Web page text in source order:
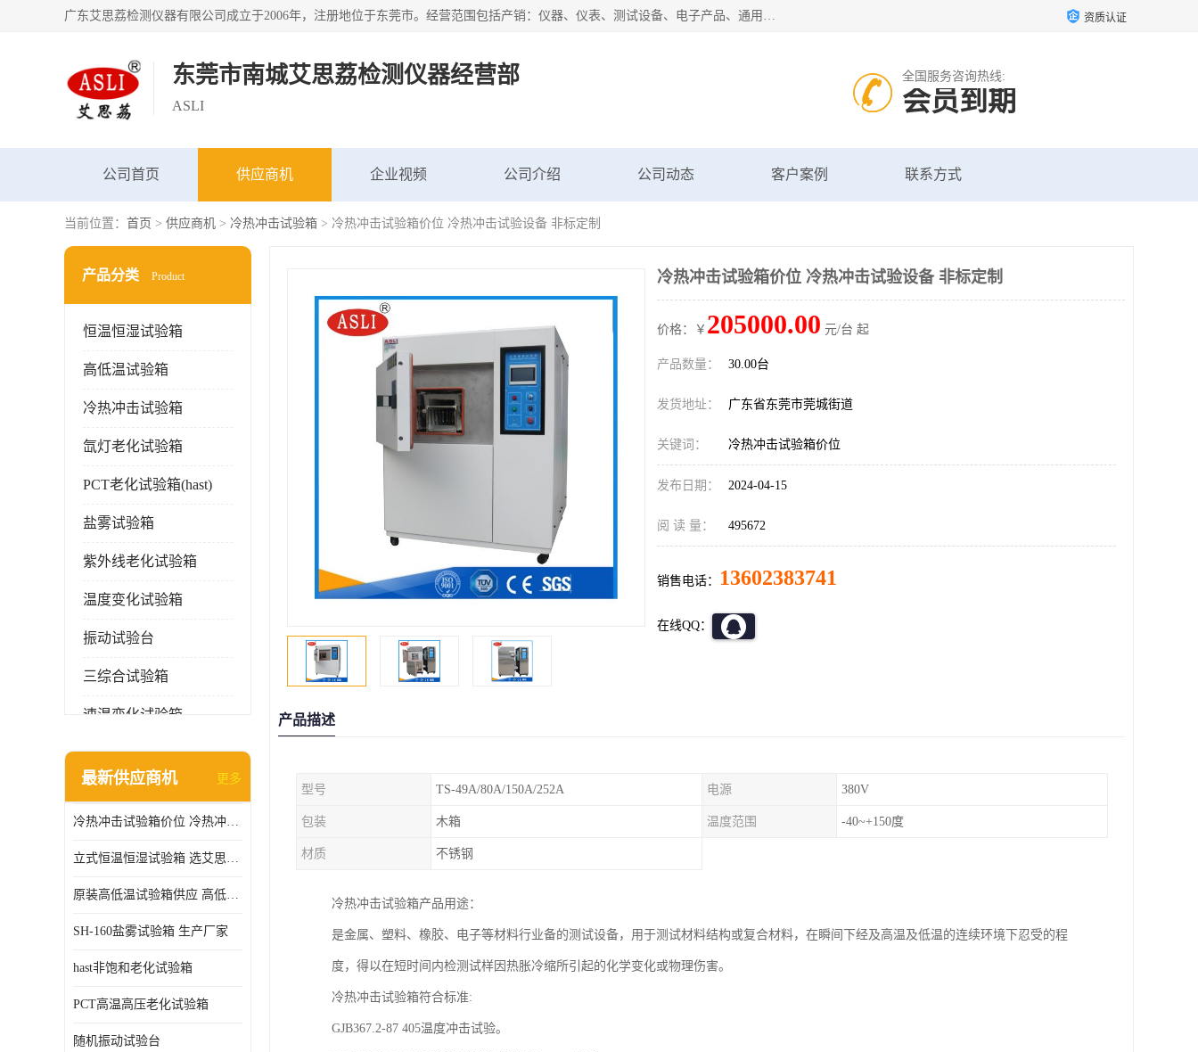
广东艾思荔检测仪器有限公司成立于2006年，注册地位于东莞市。经营范围包括产销：仪器、仪表、测试设备、电子产品、通用机械设；主要产品有： 恒温恒湿试验箱,冷热冲击试验箱,高低温试验箱,速温变化试验箱,高压加速老化试验箱,三综合试验箱,振动试验台等产品，欢迎选购。 资质认证
东莞市南城艾思荔检测仪器经营部
ASLI
全国服务咨询热线:
会员到期
公司首页 供应商机 企业视频 公司介绍 公司动态 客户案例 联系方式
当前位置： 首页 > 供应商机 > 冷热冲击试验箱 > 冷热冲击试验箱价位 冷热冲击试验设备 非标定制
产品分类 Product
恒温恒湿试验箱
高低温试验箱
冷热冲击试验箱
氙灯老化试验箱
PCT老化试验箱(hast)
盐雾试验箱
紫外线老化试验箱
温度变化试验箱
振动试验台
三综合试验箱
速温变化试验箱
淋雨试验箱(沙尘)
高压加速老化试验箱
最新供应商机 更多
冷热冲击试验箱价位 冷热冲击试验设备 非标定制
立式恒温恒湿试验箱 选艾思荔厂家
原装高低温试验箱供应 高低温交变湿热试验箱
SH-160盐雾试验箱 生产厂家
hast非饱和老化试验箱
PCT高温高压老化试验箱
随机振动试验台
冷热冲击试验箱价位 冷热冲击试验设备 非标定制
价格：￥ 205000.00 元/台 起
产品数量： 30.00台
发货地址： 广东省东莞市莞城街道
关键词： 冷热冲击试验箱价位
发布日期： 2024-04-15
阅 读 量： 495672
销售电话： 13602383741
在线QQ：
产品描述
型号 TS-49A/80A/150A/252A 电源 380V
包装 木箱 温度范围 -40~+150度
材质 不锈钢
冷热冲击试验箱产品用途：
是金属、塑料、橡胶、电子等材料行业备的测试设备，用于测试材料结构或复合材料，在瞬间下经及高温及低温的连续环境下忍受的程
度，得以在短时间内检测试样因热胀冷缩所引起的化学变化或物理伤害。
冷热冲击试验箱符合标准:
GJB367.2-87 405温度冲击试验。